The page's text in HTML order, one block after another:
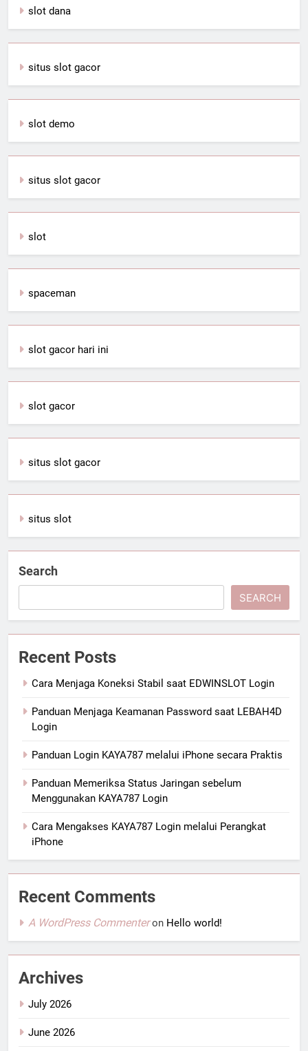
slot dana
situs slot gacor
slot demo
situs slot gacor
slot
spaceman
slot gacor hari ini
slot gacor
situs slot gacor
situs slot
Search
SEARCH
Recent Posts
Cara Menjaga Koneksi Stabil saat EDWINSLOT Login
Panduan Menjaga Keamanan Password saat LEBAH4D
Login
Panduan Login KAYA787 melalui iPhone secara Praktis
Panduan Memeriksa Status Jaringan sebelum
Menggunakan KAYA787 Login
Cara Mengakses KAYA787 Login melalui Perangkat
iPhone
Recent Comments
A WordPress Commenteron Hello world!
Archives
July 2026
June 2026